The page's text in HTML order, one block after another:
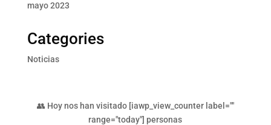
mayo 2023
Categories
Noticias
👥 Hoy nos han visitado [iawp_view_counter label=""
range="today"] personas